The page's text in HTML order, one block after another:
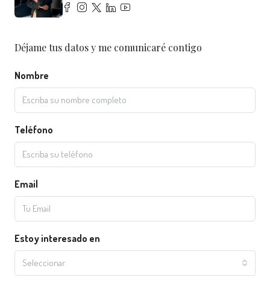
Déjame tus datos y me comunicaré contigo
Nombre
Teléfono
Email
Estoy interesado en
Seleccionar